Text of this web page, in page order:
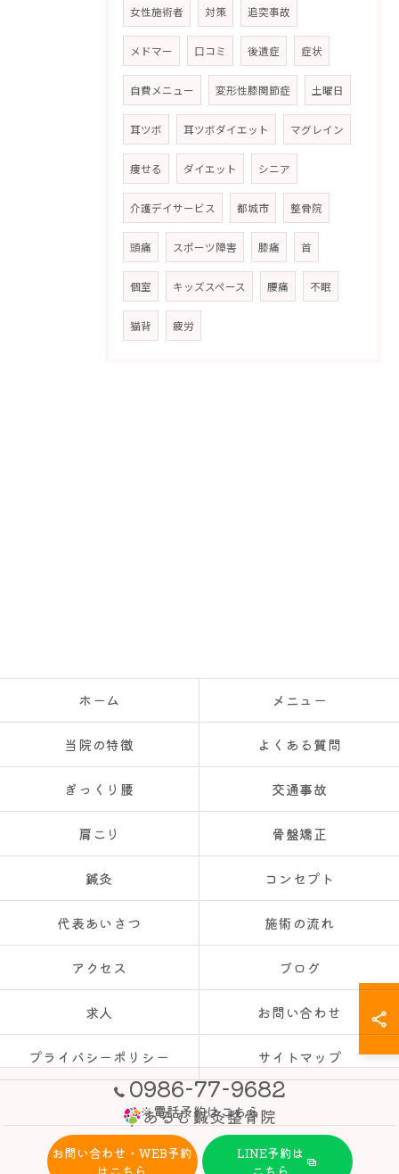
女性施術者 対策 追突事故
メドマー 口コミ 後遺症 症状
自費メニュー 変形性膝関節症 土曜日
耳ツボ 耳ツボダイエット マグレイン
痩せる ダイエット シニア
介護デイサービス 都城市 整骨院
頭痛 スポーツ障害 膝痛 首
個室 キッズスペース 腰痛 不眠
猫背 疲労
0986-77-9682
※電話予約はこちら
お問い合わせ・WEB予約
はこちら
LINE予約は
こちら
ホーム メニュー
当院の特徴 よくある質問
ぎっくり腰 交通事故
肩こり 骨盤矯正
鍼灸 コンセプト
代表あいさつ 施術の流れ
アクセス ブログ
求人 お問い合わせ
プライバシーポリシー サイトマップ
© 2026 都城市・三股町の整骨院ならあるむ鍼灸整骨院 ALL RIGHTS